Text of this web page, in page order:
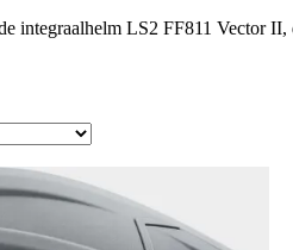
integraalhelm LS2 FF811 Vector